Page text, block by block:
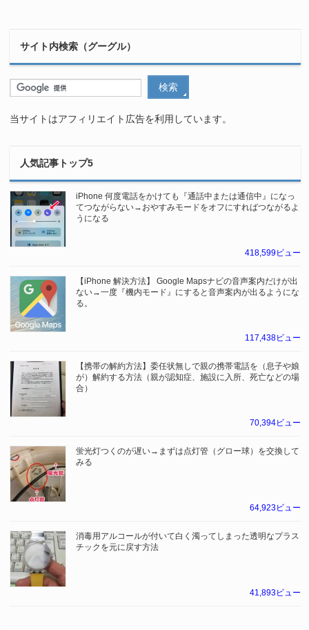
サイト内検索（グーグル）
当サイトはアフィリエイト広告を利用しています。
人気記事トップ5
iPhone 何度電話をかけても『通話中または通信中』になっ
てつながらない→おやすみモードをオフにすればつながるよ
うになる
418,599ビュー
【iPhone 解決方法】 Google Mapsナビの音声案内だけが出
ない→一度『機内モード』にすると音声案内が出るようにな
る。
117,438ビュー
【携帯の解約方法】委任状無しで親の携帯電話を（息子や娘
が）解約する方法（親が認知症、施設に入所、死亡などの場
合）
70,394ビュー
蛍光灯つくのが遅い→まずは点灯管（グロー球）を交換して
みる
64,923ビュー
消毒用アルコールが付いて白く濁ってしまった透明なプラス
チックを元に戻す方法
41,893ビュー